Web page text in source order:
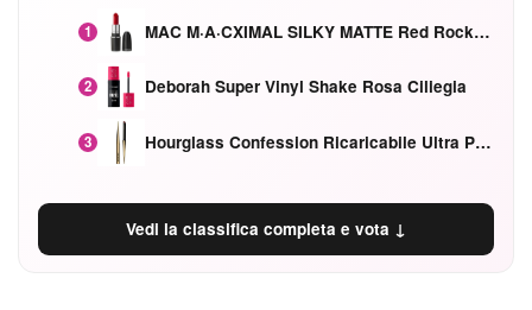
1 MAC M·A·CXIMAL SILKY MATTE Red Rock mat
2 Deborah Super Vinyl Shake Rosa Ciliegia
3 Hourglass Confession Ricaricabile Ultra Preciso Ad Alta Intensità Secretly Classic Red
Vedi la classifica completa e vota ↓